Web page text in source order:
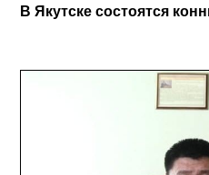
В Якутске состоятся